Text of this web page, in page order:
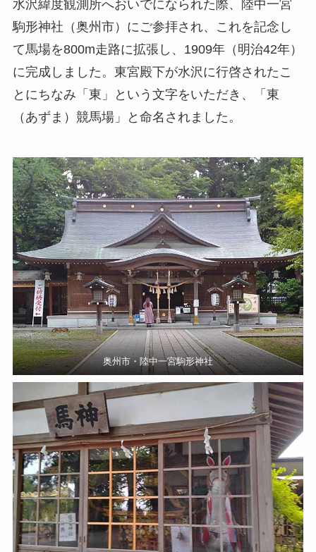
水沢緯度観測所へおいでになられた際、陸中一宮
駒形神社（奥州市）にご参拝され、これを記念し
て馬場を800m走路に拡張し、1909年（明治42年）
に完成しました。東宮殿下が水沢に行啓されたこ
とにちなみ「東」という文字をいただき、「東
（あずま）競馬場」と命名されました。
奥州市・陸中一宮駒形神社